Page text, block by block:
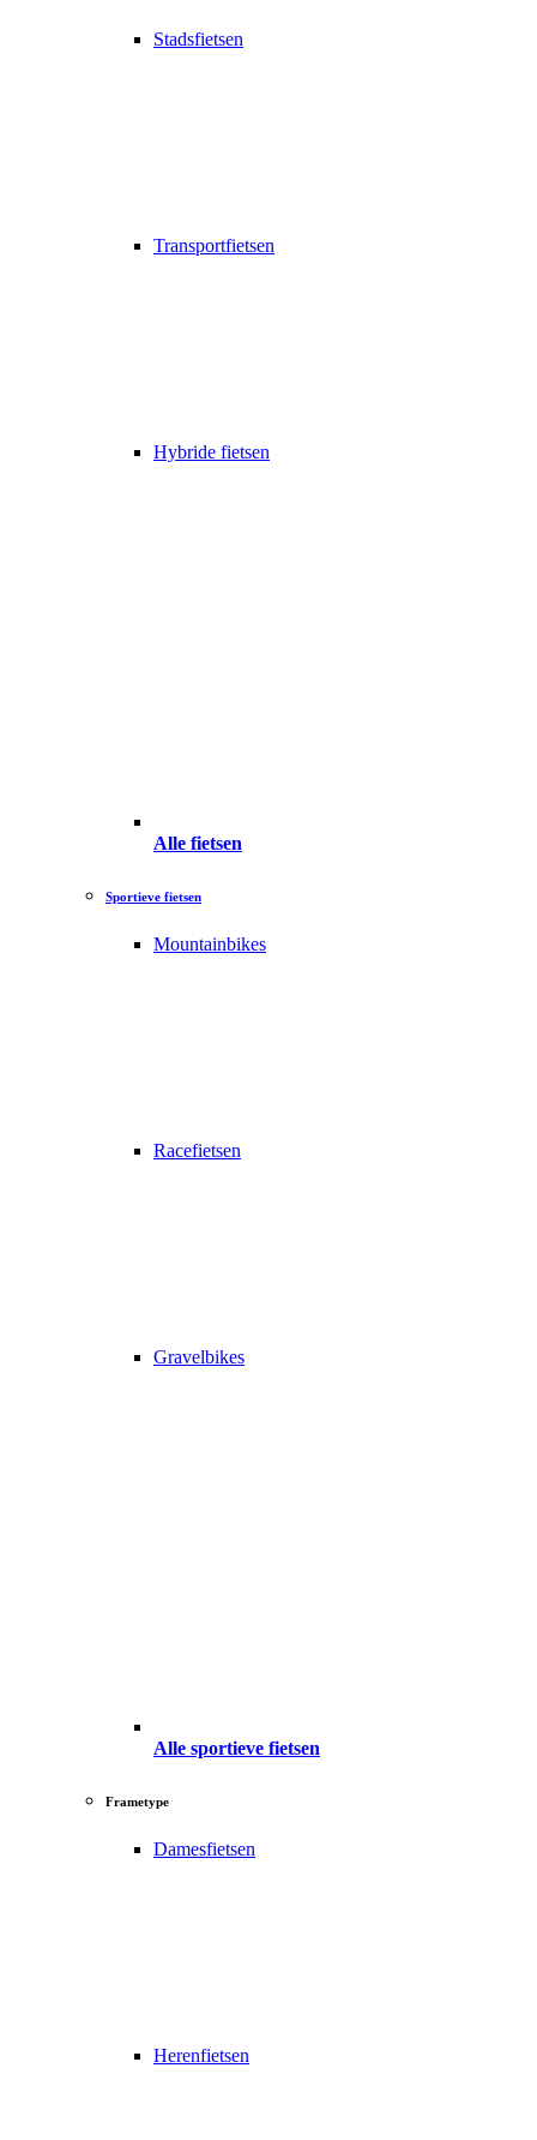
Stadsfietsen
Transportfietsen
Hybride fietsen
Alle fietsen
Sportieve fietsen
Mountainbikes
Racefietsen
Gravelbikes
Alle sportieve fietsen
Frametype
Damesfietsen
Herenfietsen